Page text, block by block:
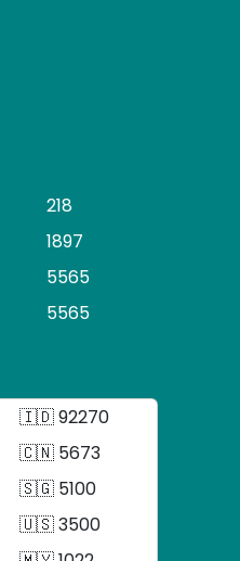
218
1897
5565
5565
🇮🇩 92270
🇨🇳 5673
🇸🇬 5100
🇺🇸 3500